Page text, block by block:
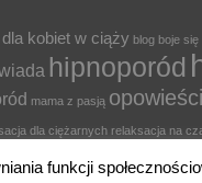
kobiet w ciąży blog boje
hipnoporód
mama z pasją
dla ciężarnych relaksacja na
stres w ciąży
funkcji